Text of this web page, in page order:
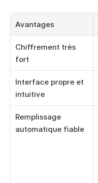
Avantages
Chiffrement très
fort
Interface propre et
intuitive
Remplissage
automatique fiable